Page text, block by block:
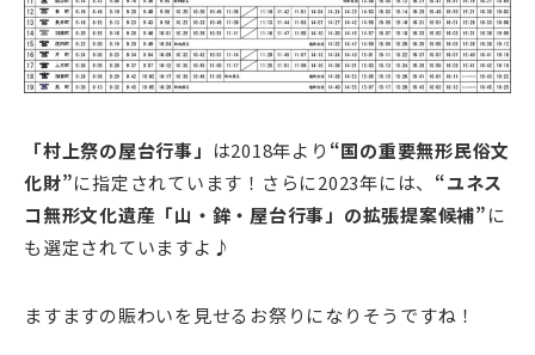
「村上祭の屋台行事」 は2018年より “国の重要無形民俗文
化財”に指定されています！さらに2023年には、 “ユネス
コ無形文化遺産「山・鉾・屋台行事」の拡張提案候補”に
も選定されていますよ♪
ますますの賑わいを見せるお祭りになりそうですね！